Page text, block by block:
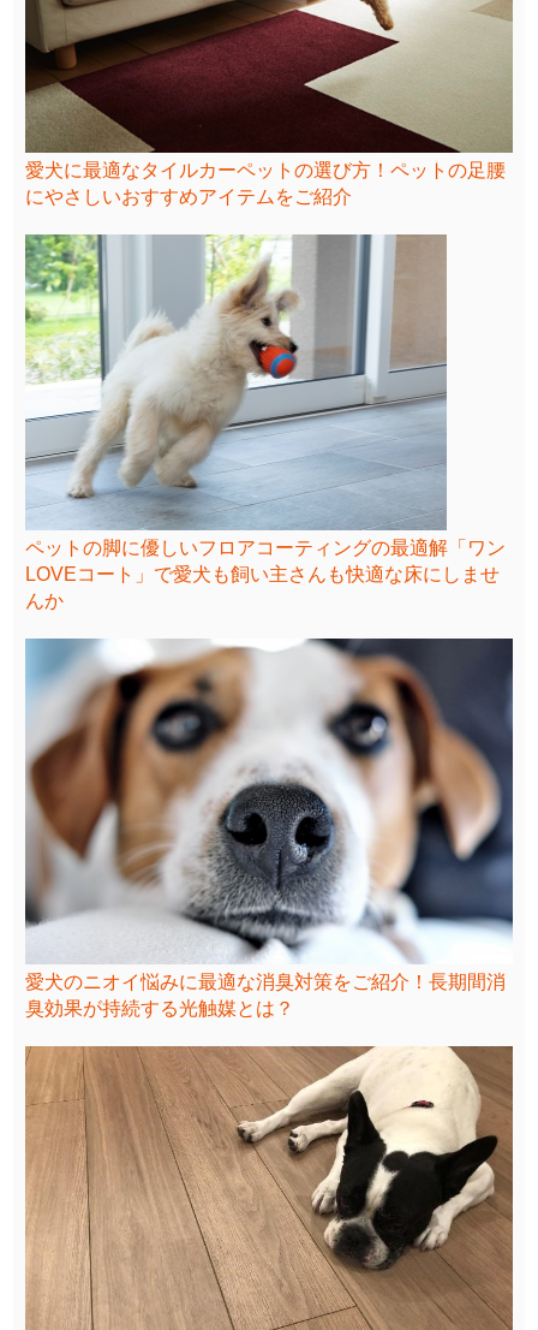
愛犬に最適なタイルカーペットの選び方！ペットの足腰
にやさしいおすすめアイテムをご紹介
ペットの脚に優しいフロアコーティングの最適解「ワン
LOVEコート」で愛犬も飼い主さんも快適な床にしませ
んか
愛犬のニオイ悩みに最適な消臭対策をご紹介！長期間消
臭効果が持続する光触媒とは？